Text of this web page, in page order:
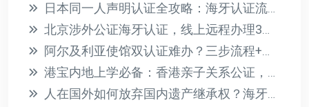
日本同一人声明认证全攻略：海牙认证流程与材料详解
北京涉外公证海牙认证，线上远程办理3天到手
阿尔及利亚使馆双认证难办？三步流程+材料清单全解析
港宝内地上学必备：香港亲子关系公证，无需到场办理
人在国外如何放弃国内遗产继承权？海牙认证声明书办理指南